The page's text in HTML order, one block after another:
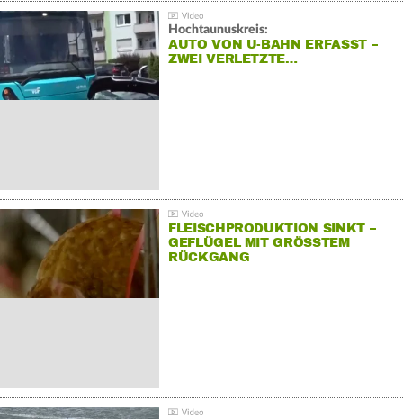
Hochtaunuskreis:
AUTO VON U-BAHN ERFASST –
ZWEI VERLETZTE…
FLEISCHPRODUKTION SINKT –
GEFLÜGEL MIT GRÖSSTEM R
ÜCKGANG